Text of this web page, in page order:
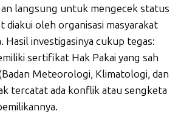
langsung untuk mengecek status
diakui oleh organisasi masyarakat
Hasil investigasinya cukup tegas:
sertifikat Hak Pakai yang sah
Meteorologi, Klimatologi, dan
tercatat ada konflik atau sengketa